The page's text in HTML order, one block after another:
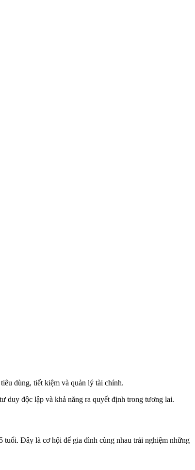
dùng, tiết kiệm và quản lý tài chính.
duy độc lập và khả năng ra quyết định trong tương lai.
tuổi. Đây là cơ hội để gia đình cùng nhau trải nghiệm những